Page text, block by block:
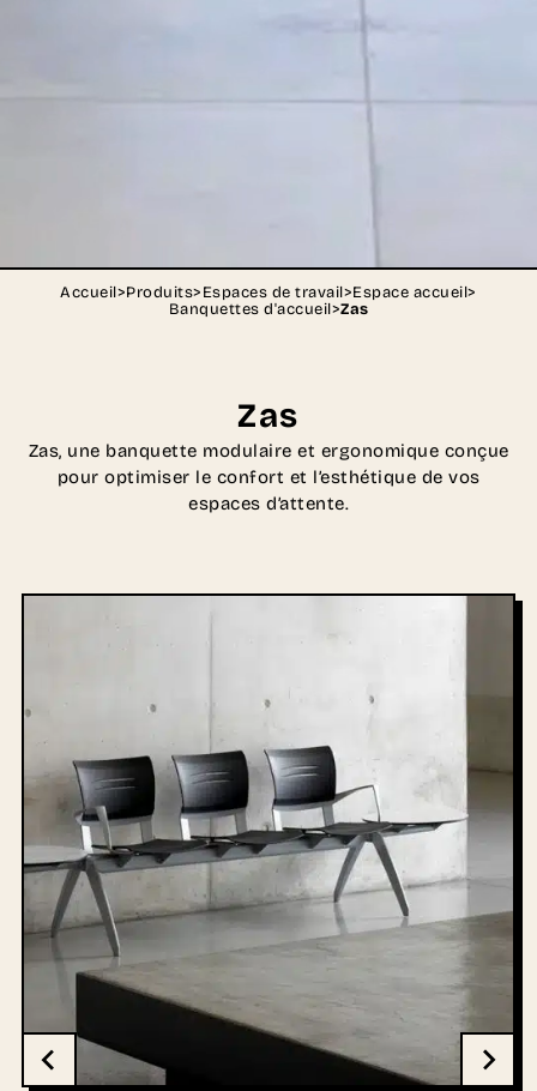
Accueil>Produits>Espaces de travail>Espace accueil>
Banquettes d'accueil>Zas
Zas
Zas, une banquette modulaire et ergonomique conçue
pour optimiser le confort et l’esthétique de vos
espaces d’attente.